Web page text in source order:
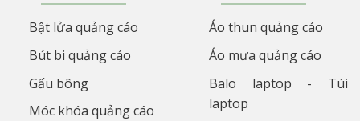
Bật lửa quảng cáo
Bút bi quảng cáo
Gấu bông
Móc khóa quảng cáo
Áo thun quảng cáo
Áo mưa quảng cáo
Balo laptop - Túi
laptop